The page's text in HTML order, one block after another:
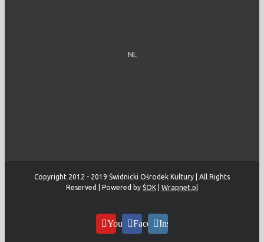
NL
Copyright 2012 - 2019 Świdnicki Ośrodek Kultury | All Rights
Reserved | Powered by ŚOK Wrapnet.pl
YouTubeFacebookInstagram